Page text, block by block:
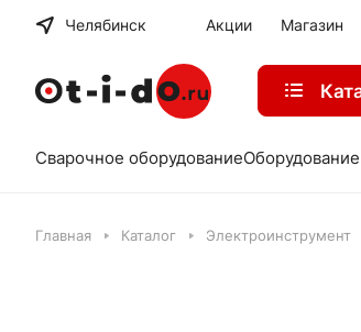
Челябинск Акции Магазин
Сварочное оборудование
Главная Каталог Электроинструмент